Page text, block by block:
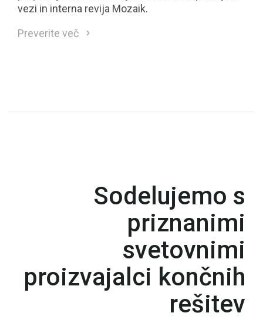
vezi in interna revija Mozaik.
Preverite več
Sodelujemo s
priznanimi
svetovnimi
proizvajalci končnih
rešitev